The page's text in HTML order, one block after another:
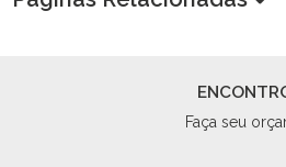
Faça seu